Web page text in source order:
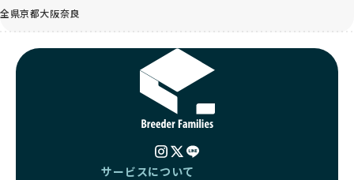
全県京都大阪奈良
サービスについて